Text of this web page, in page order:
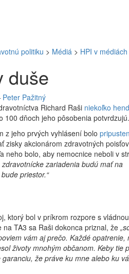
politiku > Médiá> HPI v médiách
duše
Peter Pažitný
Richard Raši niekoľko
100 dňoch jeho pôsobenia potvrdzujú.
z jeho prvých vyhlásení bolo
zisky akcionárom zdravotných
neho bolo, aby nemocnice neboli v
zariadenia budú mať na
priestor.“
ktorý bol v príkrom rozpore s
TA3 sa Raši dokonca priznal, že
vám aj prečo. Každé opatrenie,
životy mnohým občanom. Keby tie
že práve ku mne alebo ku